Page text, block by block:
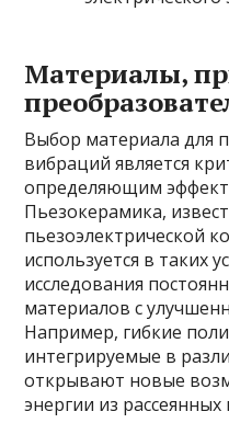
Материалы,
Выбор материала для
вибраций является
определяющим
Пьезокерамика,
пьезоэлектрической
используется в таких
исследования
материалов с
Например, гибкие
интегрируемые в
открывают новые
энергии из